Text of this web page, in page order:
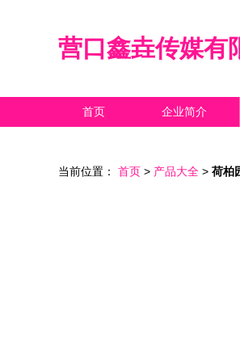
营口鑫垚传媒有
首页 企业简介
当前位置： 首页 > 产品大全 > 荷柏